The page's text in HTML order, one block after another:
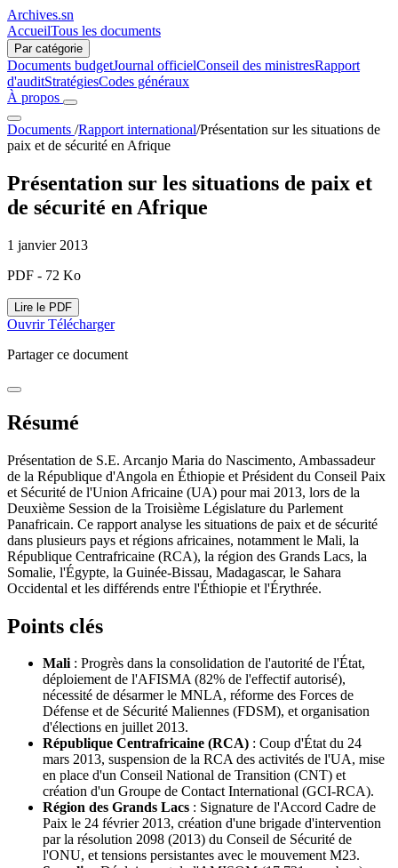
Archives.sn
AccueilTous les documents
Par catégorie
Documents budgetJournal officielConseil des ministresRapport
d'auditStratégiesCodes généraux
À propos
Documents /Rapport international/Présentation sur les situations de
paix et de sécurité en Afrique
Présentation sur les situations de paix et
de sécurité en Afrique
1 janvier 2013
PDF - 72 Ko
Lire le PDF
OuvrirTélécharger
Partager ce document
Résumé
Présentation de S.E. Arcanjo Maria do Nascimento, Ambassadeur
de la République d'Angola en Éthiopie et Président du Conseil Paix
et Sécurité de l'Union Africaine (UA) pour mai 2013, lors de la
Deuxième Session de la Troisième Législature du Parlement
Panafricain. Ce rapport analyse les situations de paix et de sécurité
dans plusieurs pays et régions africaines, notamment le Mali, la
République Centrafricaine (RCA), la région des Grands Lacs, la
Somalie, l'Égypte, la Guinée-Bissau, Madagascar, le Sahara
Occidental et les différends entre l'Éthiopie et l'Érythrée.
Points clés
Mali: Progrès dans la consolidation de l'autorité de l'État,
déploiement de l'AFISMA (82% de l'effectif autorisé),
nécessité de désarmer le MNLA, réforme des Forces de
Défense et de Sécurité Maliennes (FDSM), et organisation
d'élections en juillet 2013.
République Centrafricaine (RCA) : Coup d'État du 24
mars 2013, suspension de la RCA des activités de l'UA, mise
en place d'un Conseil National de Transition (CNT) et
création d'un Groupe de Contact International (GCI-RCA).
Région des Grands Lacs : Signature de l'Accord Cadre de
Paix le 24 février 2013, création d'une brigade d'intervention
par la résolution 2098 (2013) du Conseil de Sécurité de
l'ONU, et tensions persistantes avec le mouvement M23.